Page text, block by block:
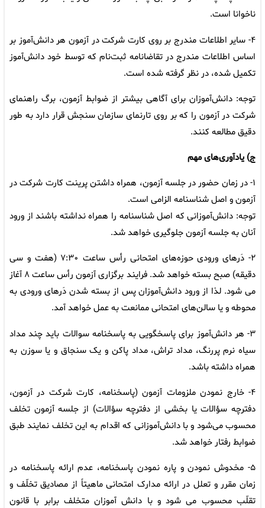
ناخوانا است.
۴- سایر اطلاعات مندرج بر روی کارت شرکت در آزمون هر دانش‌آموز بر
اساس اطلاعات مندرج در تقاضانامه ثبت‌نام که توسط خود دانش‌آموز
تکمیل شده، در نظر گرفته شده است.
توجه: دانش‌آموزان برای آگاهی بیشتر از ضوابط آزمون، برگ راهنمای
شرکت در آزمون را که بر روی تارنمای سازمان سنجش قرار دارد به طور
دقیق مطالعه کنند.
ج) یادآوری‌های مهم‌
۱- در زمان حضور در جلسه آزمون، همراه داشتن پرینت کارت شرکت در
آزمون‌ و اصل شناسنامه الزامی است.
توجه: دانش‌آموزانی که اصل شناسنامه را همراه نداشته باشند از ورود
آنان به جلسه آزمون جلوگیری خواهد شد.
۲- دَرهای ورودی حوزه‌های امتحانی رأس ساعت ۷:۳۰ (هفت و سی
دقیقه) صبح بسته خواهد شد. فرایند برگزاری آزمون رأس ساعت ۸ آغاز
می شود. لذا از ورود دانش‌آموزان پس از بسته شدن دَرهای ورودی به
محوطه و یا سالن‌های امتحانی ممانعت به عمل خواهد آمد.
۳- هر دانش‌آموز برای پاسخگویی به پاسخنامه سوالات باید چند مداد
سیاه نرم پررنگ، مداد تراش، مداد پاکن و یک سنجاق و یا سوزن به
همراه داشته باشد.
۴- خارج نمودن ملزومات آزمون (پاسخنامه، کارت شرکت در آزمون،
دفترچه سؤالات یا بخشی از دفترچه سؤالات) از جلسه آزمون تخلف
محسوب می‌شود و با دانش‌آموزانی که اقدام به این تخلف نمایند طبق
ضوابط رفتار خواهد شد.
۵- مخدوش نمودن و پاره نمودن پاسخنامه، عدم ارائه پاسخنامه در
زمان مقرر و تعلل در ارائه مدارک امتحانی ماهیتاً از مصادیق تخلّف و
تقلّب محسوب می شود و با دانش آموزان متخلف برابر با قانون